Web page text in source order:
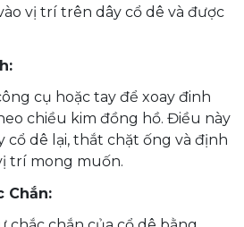
vị trí trên dây cổ dê và được
cụ hoặc tay để xoay đinh
chiều kim đồng hồ. Điều này
cổ dê lại, thắt chặt ống và định
trí mong muốn.
Chắn: